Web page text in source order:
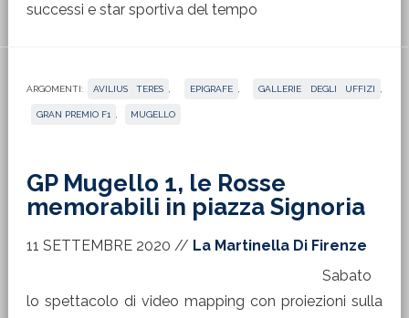
successi e star sportiva del tempo
ARGOMENTI: AVILIUS TERES EPIGRAFE GALLERIE DEGLI UFFIZI
GRAN PREMIO F1 MUGELLO
GP Mugello 1, le Rosse
memorabili in piazza Signoria
11 SETTEMBRE 2020 // La Martinella Di Firenze
Sabato
lo spettacolo di video mapping con proiezioni sulla